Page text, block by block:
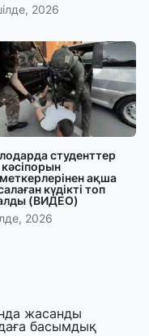
2026
студенттер
ақша
күдікті топ
(ВИДЕО)
2026
жасанды
басымдық